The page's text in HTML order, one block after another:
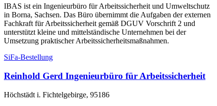
IBAS ist ein Ingenieurbüro für Arbeitssicherheit und Umweltschutz
in Borna, Sachsen. Das Büro übernimmt die Aufgaben der externen
Fachkraft für Arbeitssicherheit gemäß DGUV Vorschrift 2 und
unterstützt kleine und mittelständische Unternehmen bei der
Umsetzung praktischer Arbeitssicherheitsmaßnahmen.
SiFa-Bestellung
Reinhold Gerd Ingenieurbüro für Arbeitssicherheit
Höchstädt i. Fichtelgebirge, 95186